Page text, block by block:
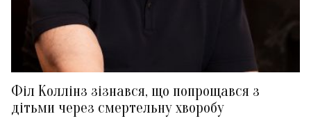
Філ Коллінз зізнався, що попрощався з
дітьми через смертельну хворобу